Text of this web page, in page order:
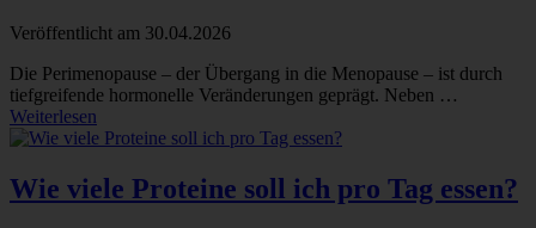
Veröffentlicht am 30.04.2026
Die Perimenopause – der Übergang in die Menopause – ist durch
tiefgreifende hormonelle Veränderungen geprägt. Neben …
Weiterlesen
Wie viele Proteine soll ich pro Tag essen?